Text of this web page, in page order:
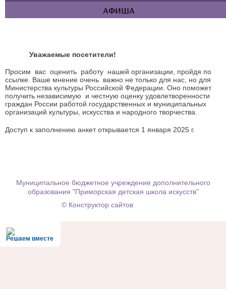
АФИША
Уважаемые посетители!
Просим вас оценить работу нашей организации, пройдя по
ссылке. Ваше мнение очень важно не только для нас, но для
Министерства культуры Российской Федерации. Оно поможет
получить независимую и честную оценку удовлетворенности
граждан России работой государственных и муниципальных
организаций культуры, искусства и народного творчества.
Доступ к заполнению анкет открывается 1 января 2025 г.
Муниципальное бюджетное учреждение дополнительного
образования "Приморская детская школа искусств"
© Конструктор сайтов
Решаем вместе